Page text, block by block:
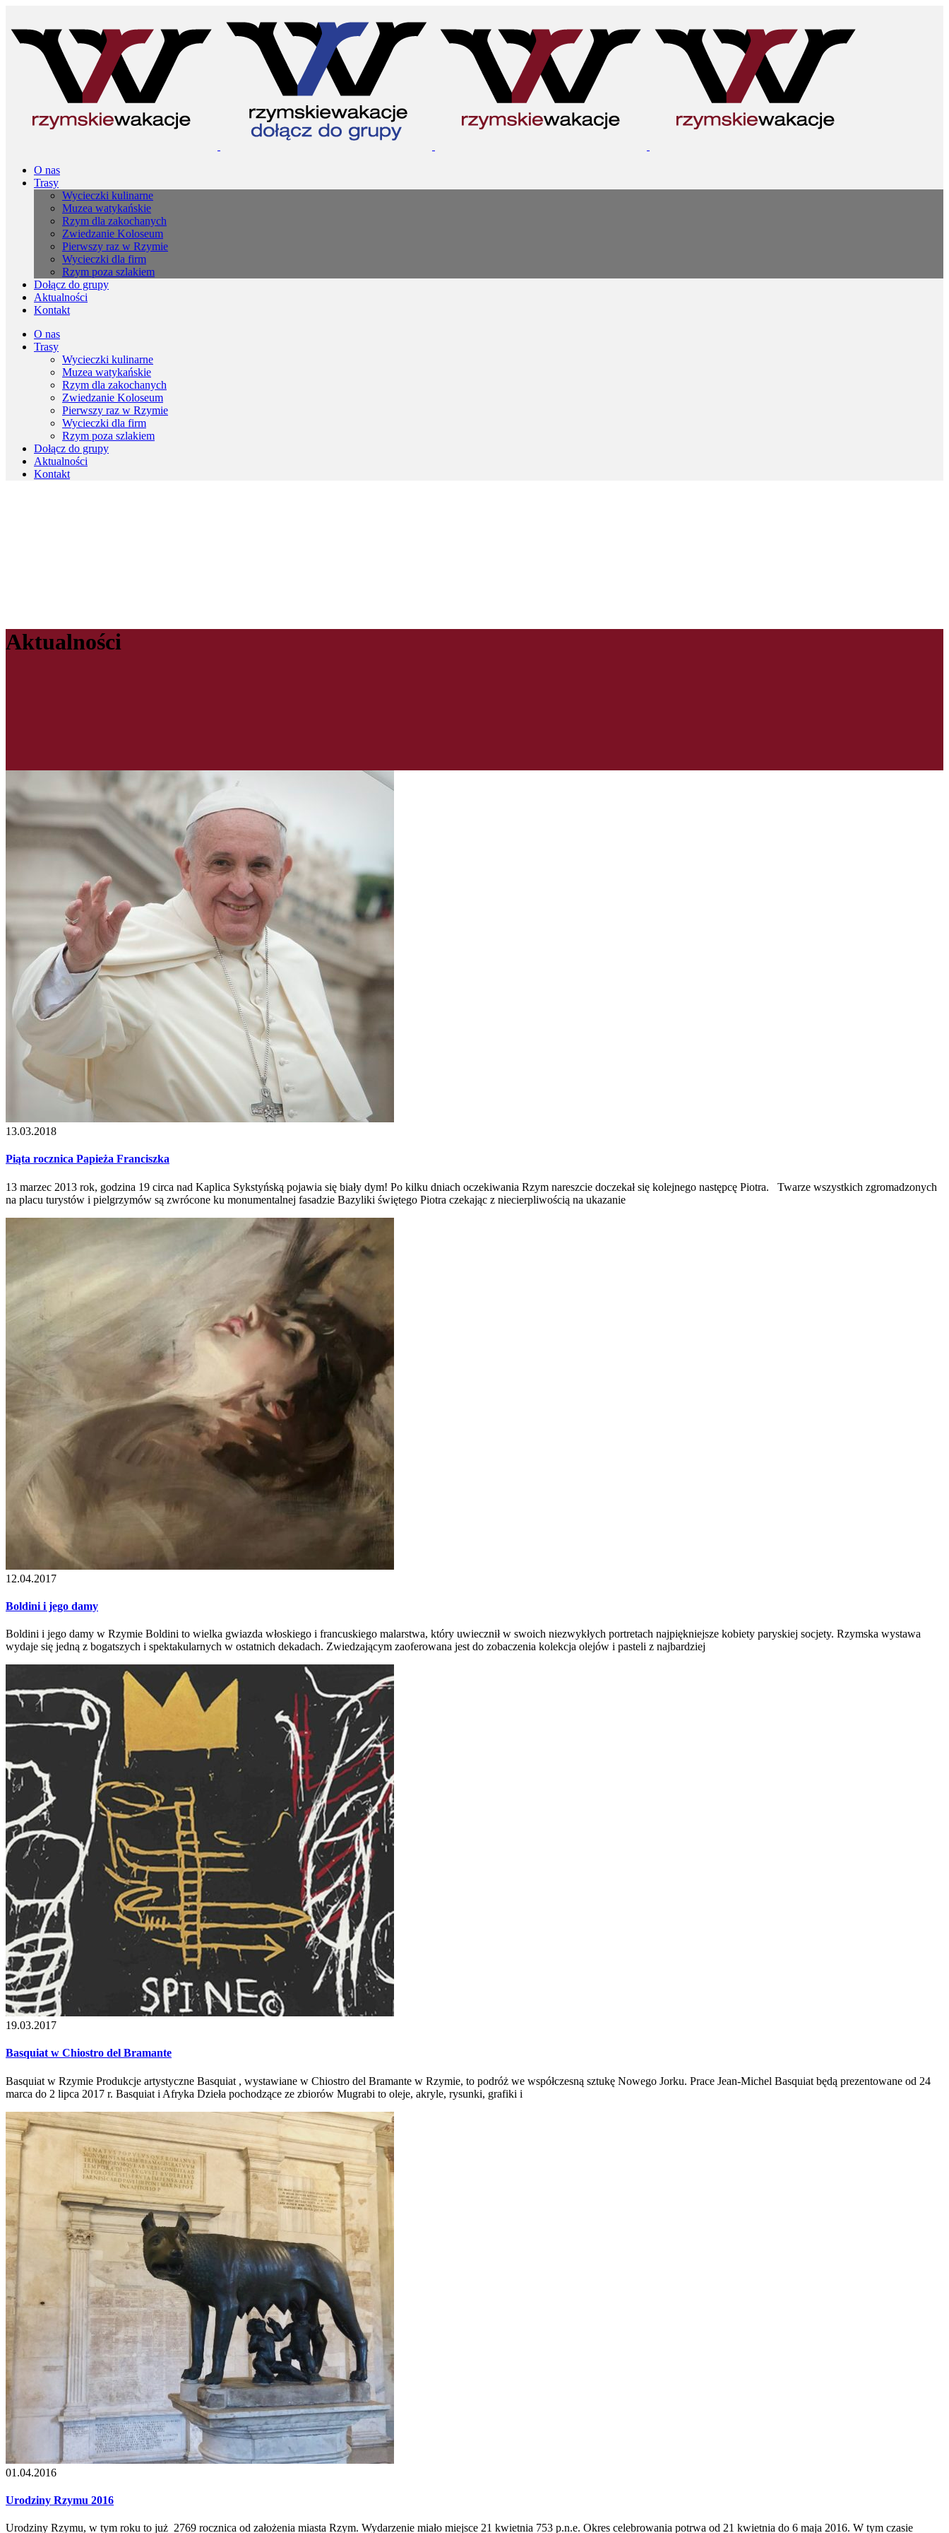
O nas
Trasy
Wycieczki kulinarne
Muzea watykańskie
Rzym dla zakochanych
Zwiedzanie Koloseum
Pierwszy raz w Rzymie
Wycieczki dla firm
Rzym poza szlakiem
Dołącz do grupy
Aktualności
Kontakt
O nas
Trasy
Wycieczki kulinarne
Muzea watykańskie
Rzym dla zakochanych
Zwiedzanie Koloseum
Pierwszy raz w Rzymie
Wycieczki dla firm
Rzym poza szlakiem
Dołącz do grupy
Aktualności
Kontakt
Aktualności
13.03.2018
Piąta rocznica Papieża Franciszka
13 marzec 2013 rok, godzina 19 circa nad Kaplica Sykstyńską pojawia się biały dym! Po kilku dniach oczekiwania Rzym nareszcie doczekał się kolejnego następcę Piotra. Twarze wszystkich zgromadzonych
na placu turystów i pielgrzymów są zwrócone ku monumentalnej fasadzie Bazyliki świętego Piotra czekając z niecierpliwością na ukazanie
12.04.2017
Boldini i jego damy
Boldini i jego damy w Rzymie Boldini to wielka gwiazda włoskiego i francuskiego malarstwa, który uwiecznił w swoich niezwykłych portretach najpiękniejsze kobiety paryskiej socjety. Rzymska wystawa
wydaje się jedną z bogatszych i spektakularnych w ostatnich dekadach. Zwiedzającym zaoferowana jest do zobaczenia kolekcja olejów i pasteli z najbardziej
19.03.2017
Basquiat w Chiostro del Bramante
Basquiat w Rzymie Produkcje artystyczne Basquiat , wystawiane w Chiostro del Bramante w Rzymie, to podróż we współczesną sztukę Nowego Jorku. Prace Jean-Michel Basquiat będą prezentowane od 24
marca do 2 lipca 2017 r. Basquiat i Afryka Dzieła pochodzące ze zbiorów Mugrabi to oleje, akryle, rysunki, grafiki i
01.04.2016
Urodziny Rzymu 2016
Urodziny Rzymu, w tym roku to już 2769 rocznica od założenia miasta Rzym. Wydarzenie miało miejsce 21 kwietnia 753 p.n.e. Okres celebrowania potrwa od 21 kwietnia do 6 maja 2016. W tym czasie